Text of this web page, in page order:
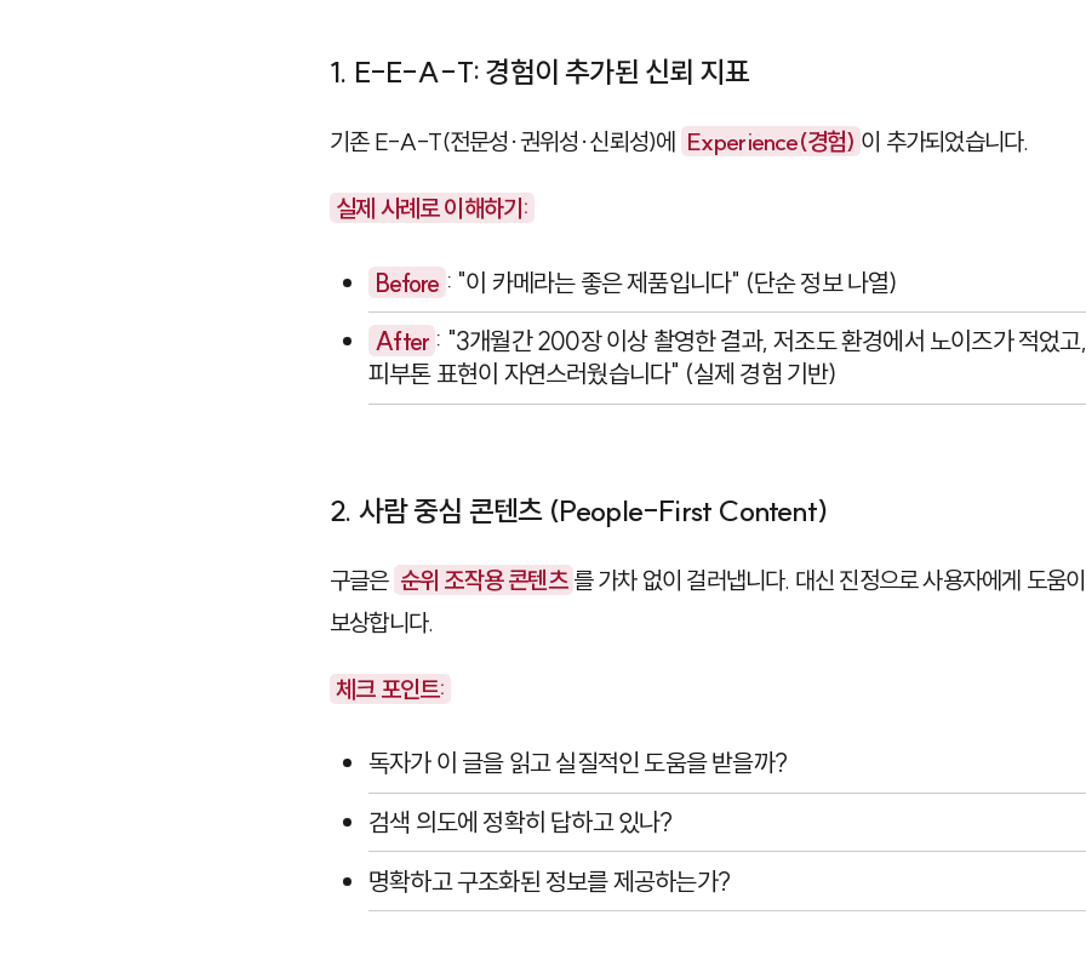
1. E-E-A-T: 경험이 추가된 신뢰 지표
기존 E-A-T(전문성·권위성·신뢰성)에 Experience(경험) 이 추가되었습니다.
실제 사례로 이해하기:
Before : "이 카메라는 좋은 제품입니다" (단순 정보 나열)
After : "3개월간 200장 이상 촬영한 결과, 저조도 환경에서 노이즈가 적었고
피부톤 표현이 자연스러웠습니다" (실제 경험 기반)
2. 사람 중심 콘텐츠 (People-First Content)
구글은 순위 조작용 콘텐츠 를 가차 없이 걸러냅니다. 대신 진정으로 사용자에게 도움
보상합니다.
체크 포인트:
독자가 이 글을 읽고 실질적인 도움을 받을까?
검색 의도에 정확히 답하고 있나?
명확하고 구조화된 정보를 제공하는가?